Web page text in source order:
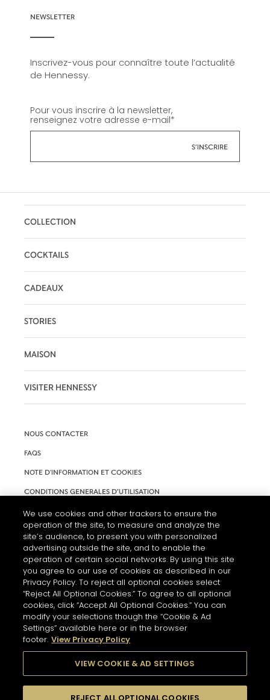
NEWSLETTER
Inscrivez-vous pour connaître toute l’actualité
de Hennessy.
Pour vous inscrire à la newsletter,
renseignez votre adresse e-mail*
COLLECTION
COCKTAILS
CADEAUX
STORIES
MAISON
VISITER HENNESSY
NOUS CONTACTER
FAQS
NOTE D'INFORMATION ET COOKIES
CONDITIONS GENERALES D’UTILISATION
ACCESSIBILITÉ
PARAMÈTRES DES COOKIES
CONSOMMER AVEC MODÉRATION.
We use cookies and other trackers to ensure the
operation of the site, to measure and analyze the
site’s audience, to present you with personalized
advertising outside the site, and to enable the
operation of certain social networks. By using this site
you agree to our use of cookies as described in our
Privacy Policy. To reject all optional cookies select
“Reject All Optional Cookies.” To agree to all optional
cookies, click “Accept All Optional Cookies.” You can
modify your selections though the “Cookie & Ad
Settings” available here or in the browser
footer. View Privacy Policy
VIEW COOKIE & AD SETTINGS